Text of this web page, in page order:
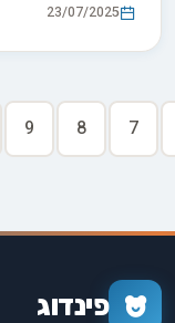
23/07/2025
7
8
9
פינדוג